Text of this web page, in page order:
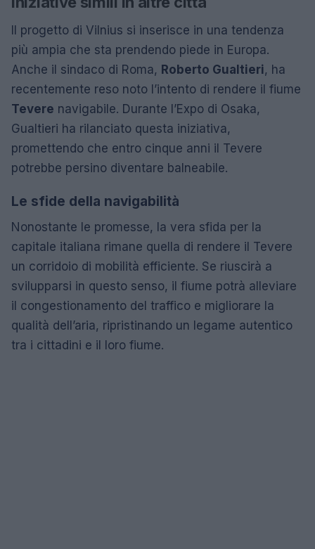
Il progetto di Vilnius si inserisce in una tendenza
più ampia che sta prendendo piede in Europa.
Anche il sindaco di Roma, Roberto Gualtieri, ha
recentemente reso noto l’intento di rendere il fiume
Tevere navigabile. Durante l’Expo di Osaka,
Gualtieri ha rilanciato questa iniziativa,
promettendo che entro cinque anni il Tevere
potrebbe persino diventare balneabile.
Le sfide della navigabilità
Nonostante le promesse, la vera sfida per la
capitale italiana rimane quella di rendere il Tevere
un corridoio di mobilità efficiente. Se riuscirà a
svilupparsi in questo senso, il fiume potrà alleviare
il congestionamento del traffico e migliorare la
qualità dell’aria, ripristinando un legame autentico
tra i cittadini e il loro fiume.